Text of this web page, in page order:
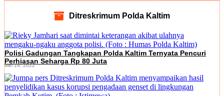
Ditreskrimum Polda Kaltim
Polisi Gadungan Tangkapan Polda Kaltim Ternyata Pencuri
Perhiasan Seharga Rp 80 Juta
Mei 19, 2022